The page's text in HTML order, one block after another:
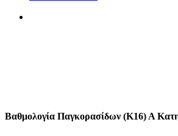
Βαθμολογία Παγκορασίδων (Κ16) Α